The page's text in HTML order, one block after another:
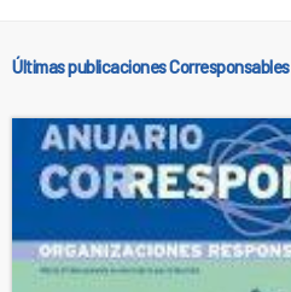
Últimas publicaciones Corresponsables